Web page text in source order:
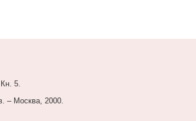
5.
– Москва, 2000.